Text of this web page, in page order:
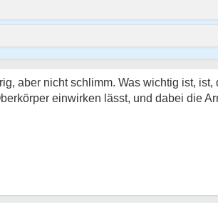
aber nicht schlimm. Was wichtig ist,
einwirken lässt, und dabei die